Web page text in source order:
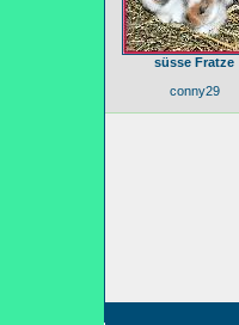
süsse Fratze
conny29